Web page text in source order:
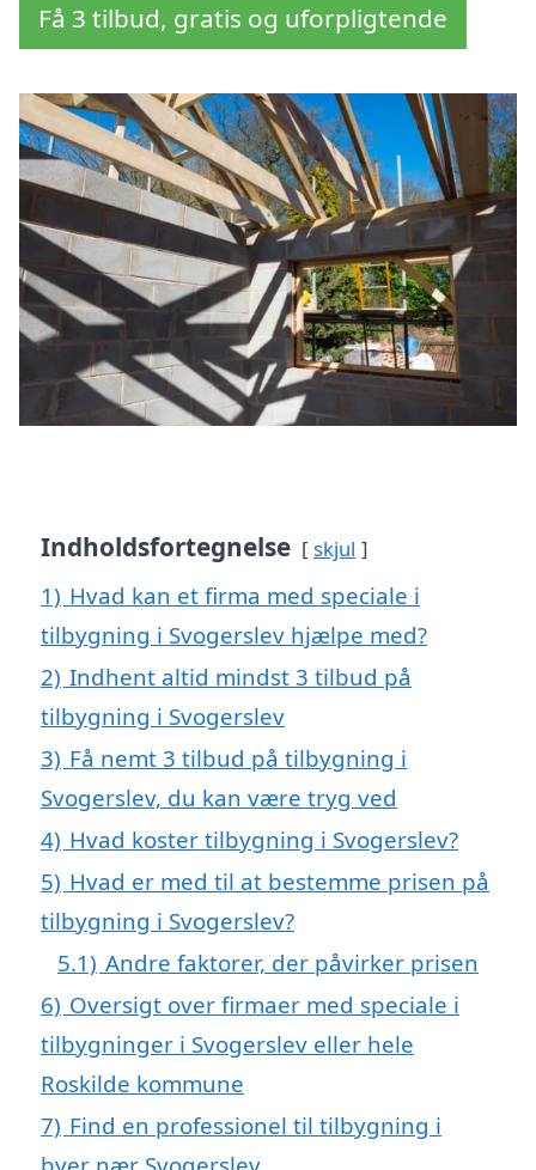
Få 3 tilbud, gratis og uforpligtende
Indholdsfortegnelse skjul
1) Hvad kan et firma med speciale i
tilbygning i Svogerslev hjælpe med?
2) Indhent altid mindst 3 tilbud på
tilbygning i Svogerslev
3) Få nemt 3 tilbud på tilbygning i
Svogerslev, du kan være tryg ved
4) Hvad koster tilbygning i Svogerslev?
5) Hvad er med til at bestemme prisen på
tilbygning i Svogerslev?
5.1) Andre faktorer, der påvirker prisen
6) Oversigt over firmaer med speciale i
tilbygninger i Svogerslev eller hele
Roskilde kommune
7) Find en professionel til tilbygning i